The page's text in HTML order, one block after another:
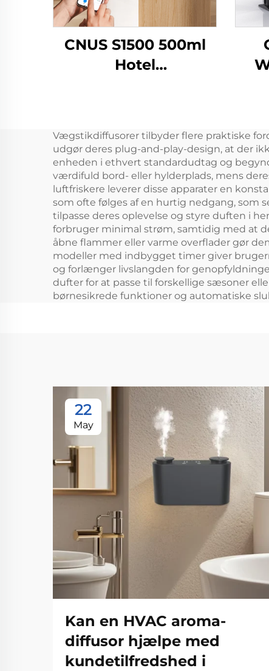
CNUS S1500 500ml
Hotel
Dufte Air Refresher
Air Fragrance
Machine
Vægstikdiffusorer tilbyder flere praktiske
udgør deres plug-and-play-design, at der
enheden i ethvert standardudtag og
værdifuld bord- eller hylderplads, mens
luftfriskere leverer disse apparater en
som ofte følges af en hurtig nedgang, som
tilpasse deres oplevelse og styre duften i
forbruger minimal strøm, samtidig med at
åbne flammer eller varme overflader gør
modeller med indbygget timer giver
og forlænger livslangden for
dufter for at passe til forskellige sæsoner
børnesikrede funktioner og automatiske
22
May
Kan en HVAC aroma-
diffusor hjælpe med
kundetilfredshed i